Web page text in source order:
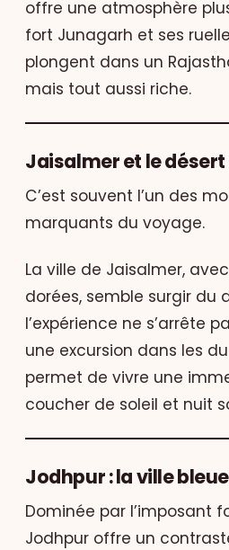
offre une atmosphère
fort Junagarh et ses
plongent dans un
mais tout aussi riche.
Jaisalmer et le désert
C’est souvent l’un des
marquants du voyage.
La ville de Jaisalmer,
dorées, semble surgir du
l’expérience ne s’arrête
une excursion dans les
permet de vivre une
coucher de soleil et nuit
Jodhpur : la ville bleue
Dominée par l’imposant
Jodhpur offre un